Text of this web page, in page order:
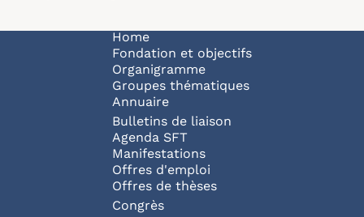
Navigation principale
Home
Fondation et objectifs
Organigramme
Groupes thématiques
Annuaire
Bulletins de liaison
Agenda SFT
Manifestations
Offres d'emploi
Offres de thèses
Congrès